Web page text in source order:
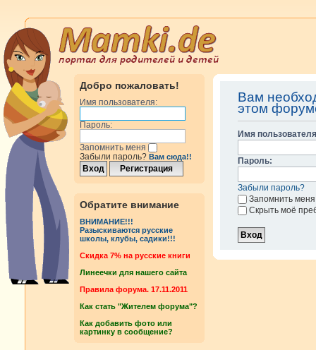
Добро пожаловать!
Имя пользователя:
Пароль:
Запомнить меня
Забыли пароль? Вам сюда!!
Обратите внимание
ВНИМАНИЕ!!!
Разыскиваются русские
школы, клубы, садики!!!
Cкидка 7% на русские книги
Линеечки для нашего сайта
Правила форума. 17.11.2011
Как стать "Жителем форума"?
Как добавить фото или
картинку в сообщение?
Вам
этом
Имя
Пароль:
Забыли пароль?
Запомнить меня
Скрыть моё